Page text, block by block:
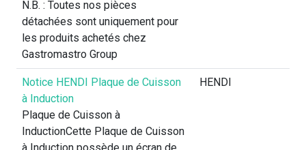
N.B. : Toutes nos pièces
détachées sont uniquement pour
les produits achetés chez
Gastromastro Group
Notice HENDI Plaque de Cuisson
à Induction
Plaque de Cuisson à
InductionCette Plaque de Cuisson
HENDI